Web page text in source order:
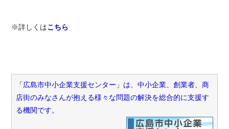
※詳しくはこちら
「広島市中小企業支援センター」は、中小企業、創業者、商
店街のみなさんが抱える様々な問題の解決を総合的に支援す
る機関です。